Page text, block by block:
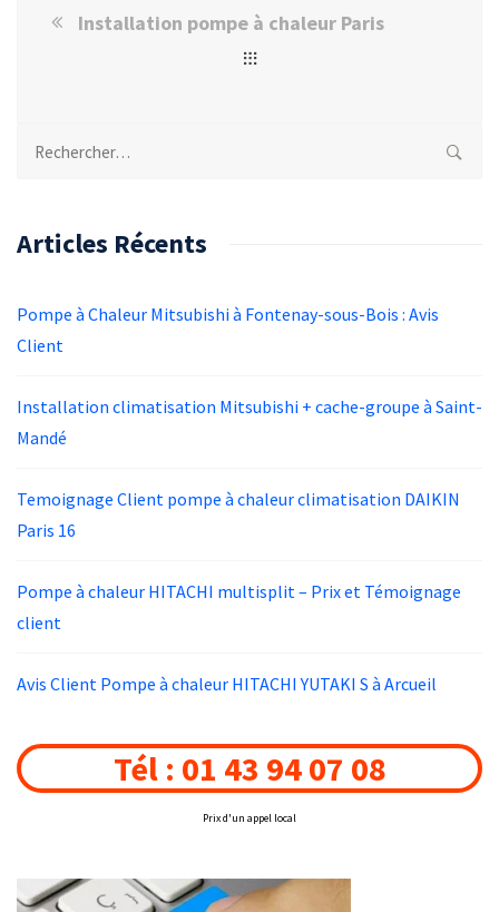
Installation pompe à chaleur Paris
Rechercher :
Articles Récents
Pompe à Chaleur Mitsubishi à Fontenay-sous-Bois : Avis
Client
Installation climatisation Mitsubishi + cache-groupe à Saint-
Mandé
Temoignage Client pompe à chaleur climatisation DAIKIN
Paris 16
Pompe à chaleur HITACHI multisplit – Prix et Témoignage
client
Avis Client Pompe à chaleur HITACHI YUTAKI S à Arcueil
Tél : 01 43 94 07 08
Prix d'un appel local